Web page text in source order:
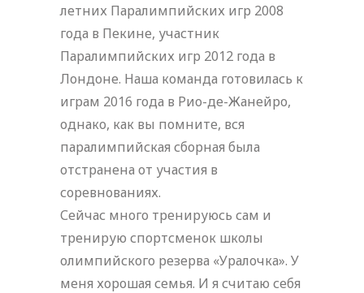
летних Паралимпийских игр 2008
года в Пекине, участник
Паралимпийских игр 2012 года в
Лондоне. Наша команда готовилась к
играм 2016 года в Рио-де-Жанейро,
однако, как вы помните, вся
паралимпийская сборная была
отстранена от участия в
соревнованиях.
Сейчас много тренируюсь сам и
тренирую спортсменок школы
олимпийского резерва «Уралочка». У
меня хорошая семья. И я считаю себя